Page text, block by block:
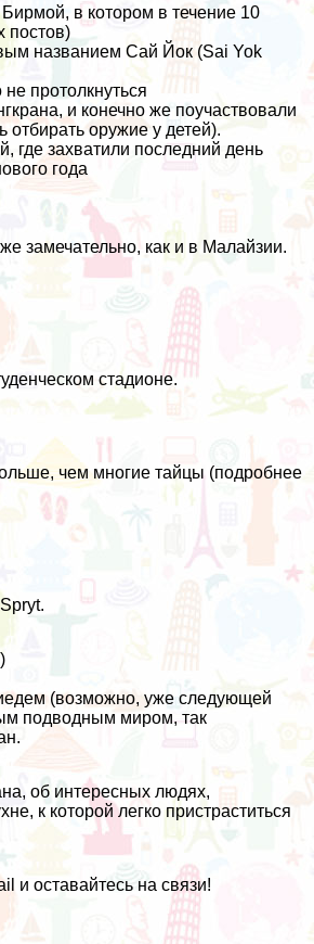
в котором в течение 10
постов)
названием Сай Йок (Sai Yok
протолкнуться
и конечно же поучаствовали
отбирать оружие у детей).
где захватили последний день
года
замечательно, как и в Малайзии.
стадионе.
чем многие тайцы (подробнее
.
)
(возможно, уже следующей
подводным миром, так
об интересных людях,
к которой легко пристраститься
и оставайтесь на связи!